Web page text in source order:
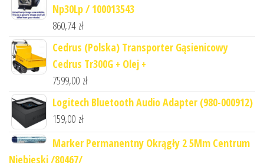
Np30Lp / 100013543
860,74 zł
Cedrus (Polska) Transporter Gąsienicowy
Cedrus Tr300G + Olej +
7599,00 zł
Logitech Bluetooth Audio Adapter (980-000912)
159,00 zł
Marker Permanentny Okrągły 2 5Mm Centrum
Niebieski /80467/